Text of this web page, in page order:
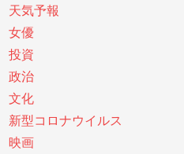
天気予報
女優
投資
政治
文化
新型コロナウイルス
映画